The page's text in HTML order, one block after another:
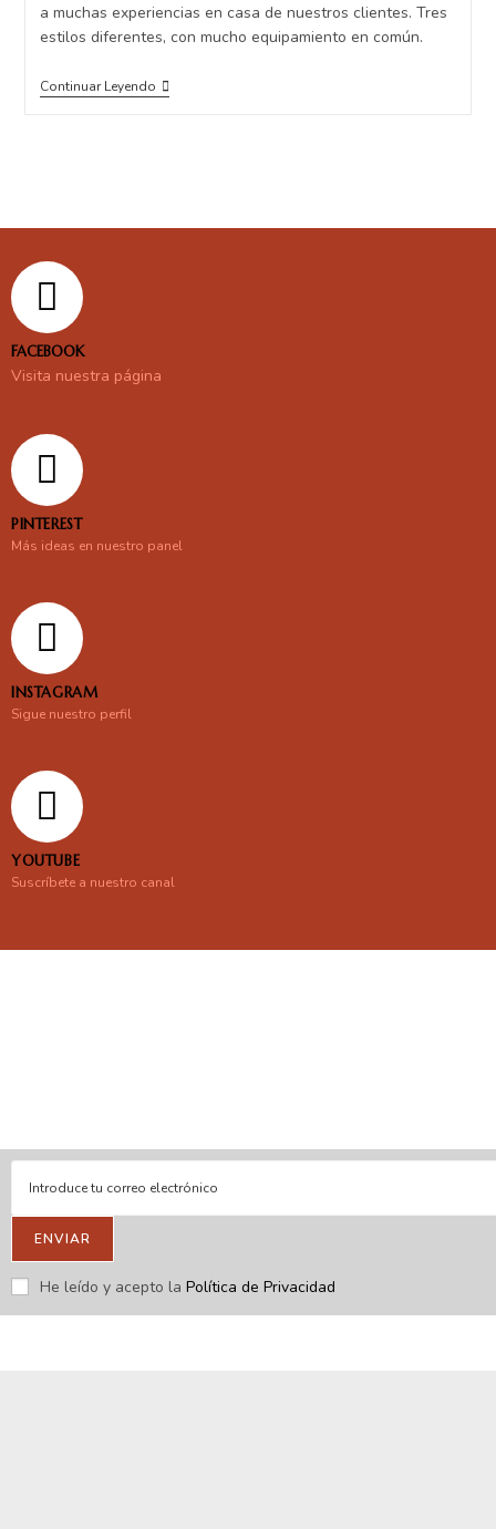
a muchas experiencias en casa de nuestros clientes. Tres
estilos diferentes, con mucho equipamiento en común.
Continuar Leyendo
FACEBOOK
Visita nuestra página
PINTEREST
Más ideas en nuestro panel
INSTAGRAM
Sigue nuestro perfil
YOUTUBE
Suscríbete a nuestro canal
ENVIAR
He leído y acepto la Política de Privacidad